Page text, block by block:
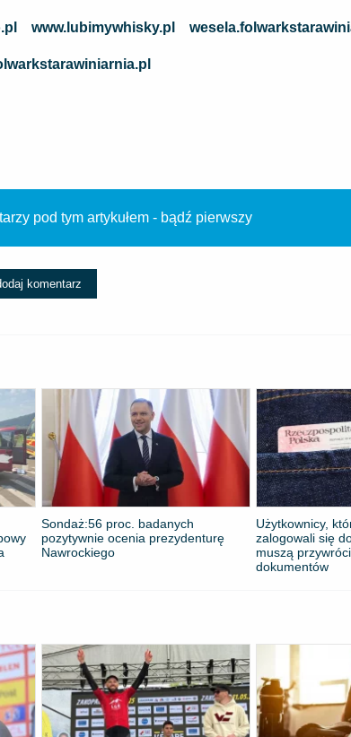
www.lubimywhisky.pl
pod tym artykułem - bądź pierwszy
komentarz
​Sondaż:56 proc. badanych
pozytywnie ocenia prezydenturę
Nawrockiego
Użytkownicy,
zalogowali się
muszą
dokumentów